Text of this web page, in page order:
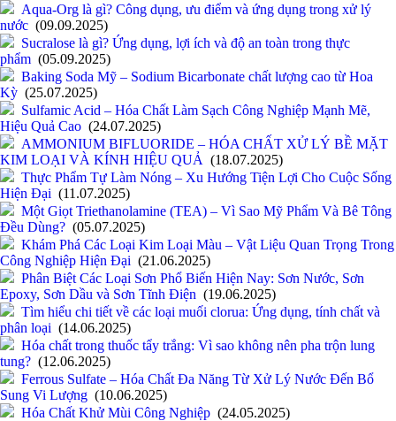
Aqua-Org là gì? Công dụng, ưu điểm và ứng dụng trong xử lý
nước (09.09.2025)
Sucralose là gì? Ứng dụng, lợi ích và độ an toàn trong thực
phẩm (05.09.2025)
Baking Soda Mỹ – Sodium Bicarbonate chất lượng cao từ Hoa
Kỳ (25.07.2025)
Sulfamic Acid – Hóa Chất Làm Sạch Công Nghiệp Mạnh Mẽ,
Hiệu Quả Cao (24.07.2025)
AMMONIUM BIFLUORIDE – HÓA CHẤT XỬ LÝ BỀ MẶT
KIM LOẠI VÀ KÍNH HIỆU QUẢ (18.07.2025)
Thực Phẩm Tự Làm Nóng – Xu Hướng Tiện Lợi Cho Cuộc Sống
Hiện Đại (11.07.2025)
Một Giọt Triethanolamine (TEA) – Vì Sao Mỹ Phẩm Và Bê Tông
Đều Dùng? (05.07.2025)
Khám Phá Các Loại Kim Loại Màu – Vật Liệu Quan Trọng Trong
Công Nghiệp Hiện Đại (21.06.2025)
Phân Biệt Các Loại Sơn Phổ Biến Hiện Nay: Sơn Nước, Sơn
Epoxy, Sơn Dầu và Sơn Tĩnh Điện (19.06.2025)
Tìm hiểu chi tiết về các loại muối clorua: Ứng dụng, tính chất và
phân loại (14.06.2025)
Hóa chất trong thuốc tẩy trắng: Vì sao không nên pha trộn lung
tung? (12.06.2025)
Ferrous Sulfate – Hóa Chất Đa Năng Từ Xử Lý Nước Đến Bổ
Sung Vi Lượng (10.06.2025)
Hóa Chất Khử Mùi Công Nghiệp (24.05.2025)